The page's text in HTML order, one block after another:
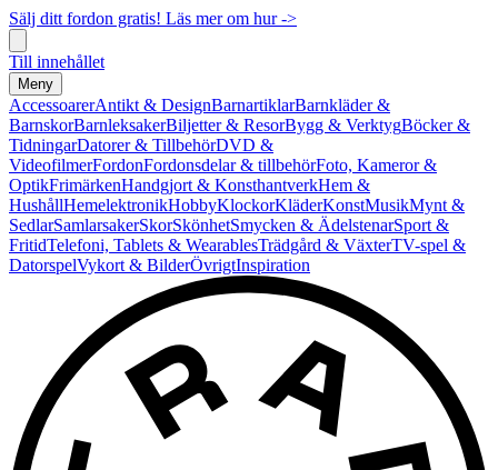
Sälj ditt fordon gratis! Läs mer om hur ->
Till innehållet
Meny
AccessoarerAntikt & DesignBarnartiklarBarnkläder &
BarnskorBarnleksakerBiljetter & ResorBygg & VerktygBöcker &
TidningarDatorer & TillbehörDVD &
VideofilmerFordonFordonsdelar & tillbehörFoto, Kameror &
OptikFrimärkenHandgjort & KonsthantverkHem &
HushållHemelektronikHobbyKlockorKläderKonstMusikMynt &
SedlarSamlarsakerSkorSkönhetSmycken & ÄdelstenarSport &
FritidTelefoni, Tablets & WearablesTrädgård & VäxterTV-spel &
DatorspelVykort & BilderÖvrigtInspiration